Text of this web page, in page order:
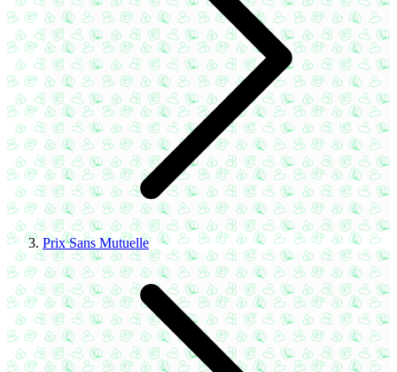
Prix Sans Mutuelle